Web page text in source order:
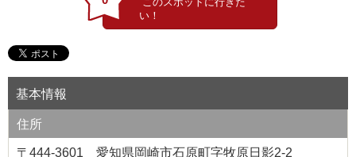
基本情報
住所
〒444-3601 愛知県岡崎市石原町字牧原日影2-2